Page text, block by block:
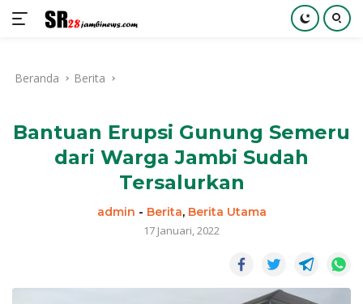
kontenBeranda Berita
Bantuan Erupsi Gunung Semeru
dari Warga Jambi Sudah
Tersalurkan
admin - Berita, Berita Utama
17 Januari, 2022